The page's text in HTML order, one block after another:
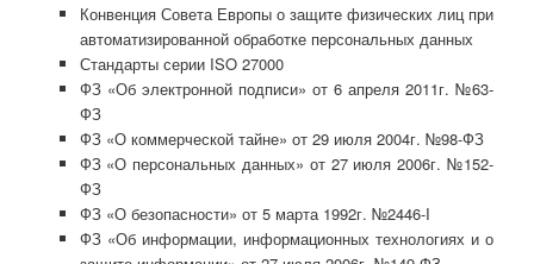
Конвенция Совета Европы о защите физических лиц при
автоматизированной обработке персональных данных
Стандарты серии ISO 27000
ФЗ «Об электронной подписи» от 6 апреля 2011г. №63-
ФЗ
ФЗ «О коммерческой тайне» от 29 июля 2004г. №98-ФЗ
ФЗ «О персональных данных» от 27 июля 2006г. №152-
ФЗ
ФЗ «О безопасности» от 5 марта 1992г. №2446-I
ФЗ «Об информации, информационных технологиях и о